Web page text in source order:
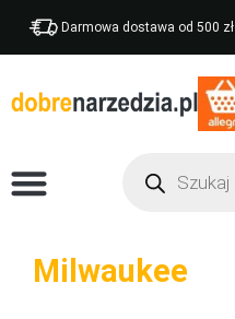
Darmowa dostawa od 500 zł
Milwaukee